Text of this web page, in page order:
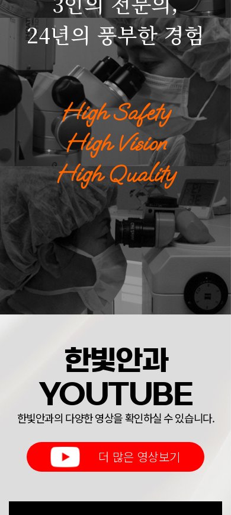
24년의 풍부한 경험
High Safety
High Vision
High Quality
한빛안과
YOUTUBE
한빛안과의 다양한 영상을 확인하실 수 있습니다.
더 많은 영상보기